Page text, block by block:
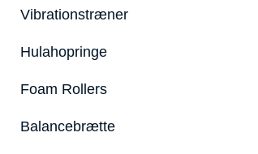
Vibrationstræner
Hulahopringe
Foam Rollers
Balancebrætte